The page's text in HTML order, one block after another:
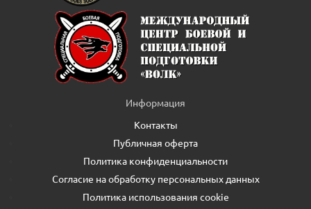
Информация
Контакты
Публичная оферта
Политика конфиденциальности
Согласие на обработку персональных данных
Политика использования cookie